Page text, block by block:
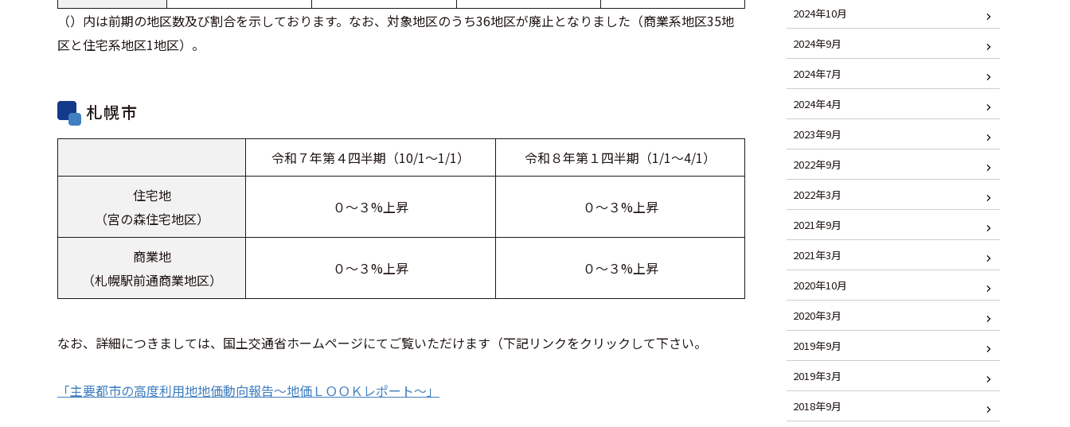
（）内は前期の地区数及び割合を示しております。なお、対象地区のうち36地区が廃止となりました（商業系地区35地
区と住宅系地区1地区）。
札幌市
令和７年第４四半期（10/1～1/1）
令和８年第１四半期（1/1～4/1）
住宅地
（宮の森住宅地区）
０～３%上昇 ０～３%上昇
商業地
（札幌駅前通商業地区）
０～３%上昇 ０～３%上昇
なお、詳細につきましては、国土交通省ホームページにてご覧いただけます（下記リンクをクリックして下さい。
「主要都市の高度利用地地価動向報告～地価ＬＯＯＫレポート～」
2024年10月
2024年9月
2024年7月
2024年4月
2023年9月
2022年9月
2022年3月
2021年9月
2021年3月
2020年10月
2020年3月
2019年9月
2019年3月
2018年9月